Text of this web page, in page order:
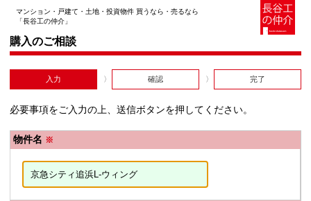
マンション・戸建て・土地・投資物件 買うなら・売るなら
「長谷工の仲介」
購入のご相談
入力 確認 完了
必要事項をご入力の上、送信ボタンを押してください。
物件名 ※